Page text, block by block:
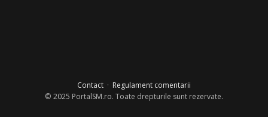
Contact· Regulament comentarii
© 2025 PortalSM.ro. Toate drepturile sunt rezervate.